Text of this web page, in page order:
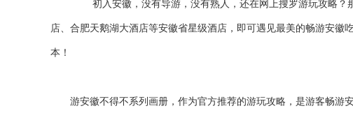
初入安徽，没有导游，没有熟人，还在网上搜罗游玩攻略？
店、合肥天鹅湖大酒店等安徽省星级酒店，即可遇见最美的畅游安
本！
游安徽不得不系列画册，作为官方推荐的游玩攻略，是游客畅游